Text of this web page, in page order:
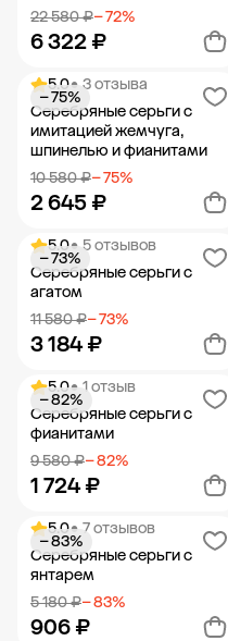
22 580 ₽− 72%
6 322 ₽
Добавить в корзину
5.0• 3 отзыва
Серебряные серьги с
имитацией жемчуга,
шпинелью и фианитами
10 580 ₽− 75%
2 645 ₽
− 75%
Добавить в корзину
5.0• 5 отзывов
Серебряные серьги с
агатом
11 580 ₽− 73%
3 184 ₽
− 73%
Добавить в корзину
5.0• 1 отзыв
Серебряные серьги с
фианитами
9 580 ₽− 82%
1 724 ₽
− 82%
Добавить в корзину
5.0• 7 отзывов
Серебряные серьги с
янтарем
5 180 ₽− 83%
906 ₽
− 83%